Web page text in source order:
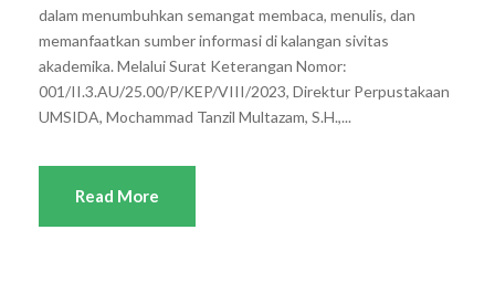
dalam menumbuhkan semangat membaca, menulis, dan
memanfaatkan sumber informasi di kalangan sivitas
akademika. Melalui Surat Keterangan Nomor:
001/II.3.AU/25.00/P/KEP/VIII/2023, Direktur Perpustakaan
UMSIDA, Mochammad Tanzil Multazam, S.H.,...
Read More